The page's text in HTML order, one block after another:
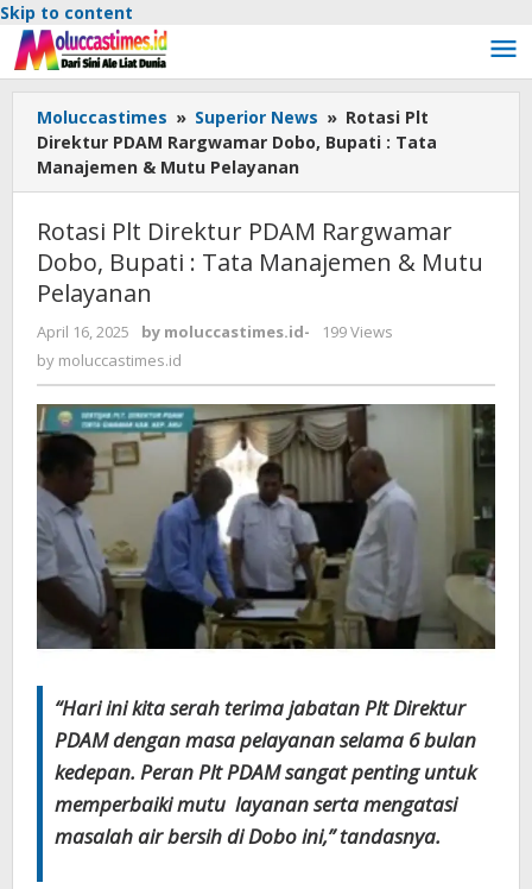
Skip to content
Moluccastimes » Superior News » Rotasi Plt
Direktur PDAM Rargwamar Dobo, Bupati : Tata
Manajemen & Mutu Pelayanan
Rotasi Plt Direktur PDAM Rargwamar
Dobo, Bupati : Tata Manajemen & Mutu
Pelayanan
April 16, 2025 by moluccastimes.id-
199 Views
by moluccastimes.id
“Hari ini kita serah terima jabatan Plt Direktur
PDAM dengan masa pelayanan selama 6 bulan
kedepan. Peran Plt PDAM sangat penting untuk
memperbaiki mutu layanan serta mengatasi
masalah air bersih di Dobo ini,” tandasnya.